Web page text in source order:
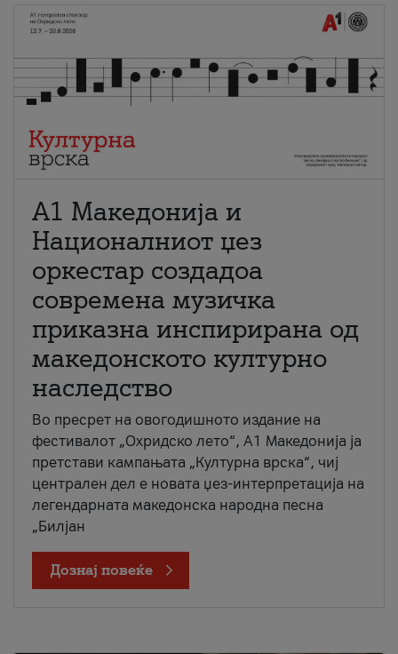
А1 Македонија и
Националниот џез
оркестар создадоа
современа музичка
приказна инспирирана од
македонското културно
наследство
Во пресрет на овогодишното издание на
фестивалот „Охридско лето“, А1 Македонија ја
претстави кампањата „Културна врска“, чиј
централен дел е новата џез-интерпретација на
легендарната македонска народна песна
„Билјан
Дознај повеќе